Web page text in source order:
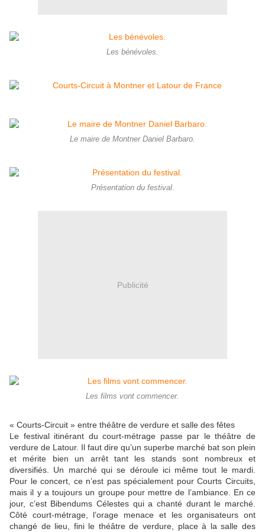
Les bénévoles.
Le maire de Montner Daniel Barbaro.
Présentation du festival.
Publicité
Les films vont commencer.
« Courts-Circuit » entre théâtre de verdure et salle des fêtes
Le festival itinérant du court-métrage passe par le théâtre de
verdure de Latour. Il faut dire qu’un superbe marché bat son plein
et mérite bien un arrêt tant les stands sont nombreux et
diversifiés. Un marché qui se déroule ici même tout le mardi.
Pour le concert, ce n’est pas spécialement pour Courts Circuits,
mais il y a toujours un groupe pour mettre de l’ambiance. En ce
jour, c’est Bibendums Célestes qui a chanté durant le marché.
Côté court-métrage, l’orage menace et les organisateurs ont
changé de lieu, fini le théâtre de verdure, place à la salle des